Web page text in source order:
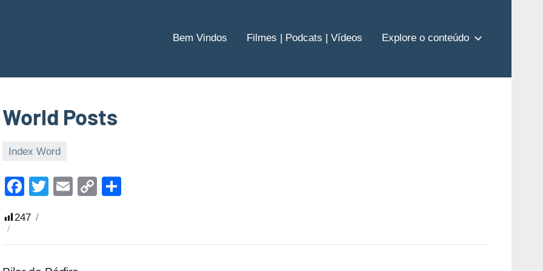
Bem Vindos Filmes | Podcats | Vídeos Explore o conteúdo
World Posts
Index Word
de
fevereiro
de
2022
Facebook
TwitterEmailCopy
247